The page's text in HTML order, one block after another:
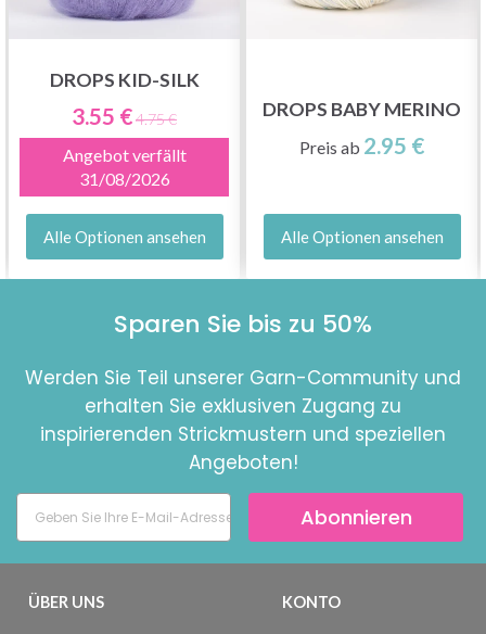
DROPS KID-SILK
3.55 €4.75 €
Angebot verfällt
31/08/2026
Alle Optionen ansehen
DROPS BABY MERINO
Preis ab 2.95 €
Alle Optionen ansehen
Sparen Sie bis zu 50%
Werden Sie Teil unserer Garn-Community und
erhalten Sie exklusiven Zugang zu
inspirierenden Strickmustern und speziellen
Angeboten!
Abonnieren
ÜBER UNS KONTO